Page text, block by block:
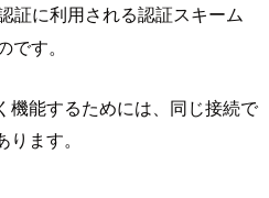
証に利用される認証スキーム
す。
機能するためには、同じ接続で
ます。